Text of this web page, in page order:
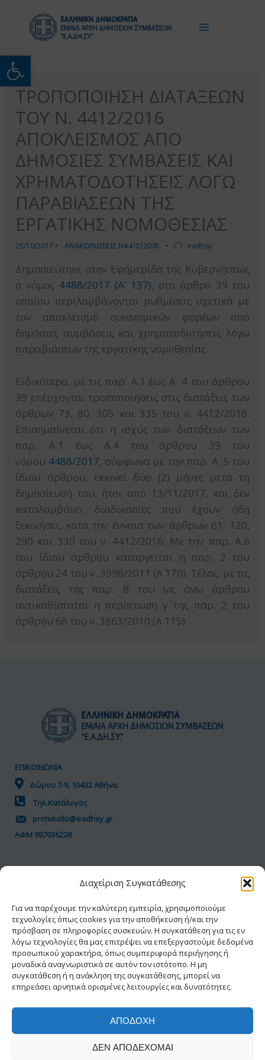
Ανοίξτε τη γραμμή
Διαχείριση Συγκατάθεσης
Για να παρέχουμε την καλύτερη εμπειρία, χρησιμοποιούμε
τεχνολογίες όπως cookies για την αποθήκευση ή/και την
πρόσβαση σε πληροφορίες συσκευών. Η συγκατάθεση για τις εν
λόγω τεχνολογίες θα μας επιτρέψει να επεξεργαστούμε δεδομένα
προσωπικού χαρακτήρα, όπως συμπεριφορά περιήγησης ή
μοναδικά αναγνωριστικά σε αυτόν τον ιστότοπο. Η μη
συγκατάθεση ή η ανάκληση της συγκατάθεσης, μπορεί να
επηρεάσει αρνητικά ορισμένες λειτουργίες και δυνατότητες.
ΑΠΟΔΟΧΉ
ΔΕΝ ΑΠΟΔΈΧΟΜΑΙ
περιεχόμενο
ΤΡΟΠΟΠΟΙΗΣΗ ΔΙΑΤΑΞΕΩΝ
ΤΟΥ Ν. 4412/2016
ΑΠΟΚΛΕΙΣΜΟΣ ΑΠΟ
ΔΗΜΟΣΙΕΣ ΣΥΜΒΑΣΕΙΣ ΚΑΙ
ΧΡΗΜΑΤΟΔΟΤΗΣΕΙΣ ΛΟΓΩ
ΠΑΡΑΒΙΑΣΕΩΝ ΤΗΣ
ΕΡΓΑΤΙΚΗΣ ΝΟΜΟΘΕΣΙΑΣ
25/10/2017 • ΑΝΑΚΟΙΝΩΣΕΙΣ Ν4412/2016 • eadhsy
Δημοσιεύτηκε στην Εφημερίδα της Κυβερνήσεως
ο νόμος 4488/2017 (Α’ 137), στο άρθρο 39 του
οποίου περιλαμβάνονται ρυθμίσεις σχετικά με
τον αποκλεισμό οικονομικών φορέων από
δημόσιες συμβάσεις και χρηματοδοτήσεις λόγω
παραβιάσεων της εργατικής νομοθεσίας.
Ειδικότερα, με τις παρ. Α.1 έως Α. 4 του άρθρου
39 επέρχονται τροποποιήσεις στις διατάξεις των
άρθρων 73, 80, 305 και 335 του ν. 4412/2016.
Επισημαίνεται ότι η ισχύς των διατάξεων των
παρ. Α.1 έως Α.4 του άρθρου 39 του
νόμου 4488/2017, σύμφωνα με την παρ. Α. 5 του
ίδιου άρθρου, εκκινεί δύο (2) μήνες μετά τη
δημοσίευσή του, ήτοι από 13/11/2017, και δεν
καταλαμβάνει διαδικασίες που έχουν ήδη
ξεκινήσει, κατά την έννοια των άρθρων 61, 120,
290 και 330 του ν. 4412/2016. Με την παρ. Α.6
του ίδιου άρθρου καταργείται η παρ. 2 του
άρθρου 24 του ν. 3996/2011 (Α΄ 170). Τέλος, με τις
διατάξεις της παρ. Β του ως άνω άρθρου
αντικαθίσταται η περίπτωση γ΄ της παρ. 2 του
άρθρου 68 του ν. 3863/2010 (Α΄ 115)
ΕΠΙΚΟΙΝΩΝΙΑ
Δώρου 7-9, 10432 Αθήνα
Τηλ.Κατάλογος
protokollo@eadhsy.gr
ΑΦΜ 997036228
Προσωπικά Δεδομένα
Πολιτική Cookies
Δήλωση Προσβασιμότητας
© 2026 ΕΑΔΗΣΥ® | Με την διαφύλαξη κάθε
νόμιμου δικαιώματος